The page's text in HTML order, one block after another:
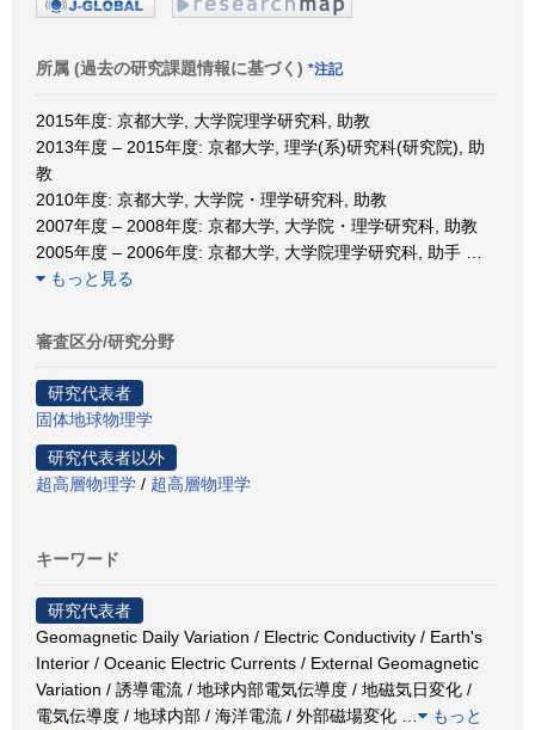
所属 (過去の研究課題情報に基づく) *注記
2015年度: 京都大学, 大学院理学研究科, 助教
2013年度 – 2015年度: 京都大学, 理学(系)研究科(研究院), 助
教
2010年度: 京都大学, 大学院・理学研究科, 助教
2007年度 – 2008年度: 京都大学, 大学院・理学研究科, 助教
2005年度 – 2006年度: 京都大学, 大学院理学研究科, 助手
もっと見る
審査区分/研究分野
研究代表者
固体地球物理学
研究代表者以外
超高層物理学 / 超高層物理学
キーワード
研究代表者
Geomagnetic Daily Variation / Electric Conductivity / Earth's
Interior / Oceanic Electric Currents / External Geomagnetic
Variation / 誘導電流 / 地球内部電気伝導度 / 地磁気日変化 /
電気伝導度 / 地球内部 / 海洋電流 / 外部磁場変化
もっと